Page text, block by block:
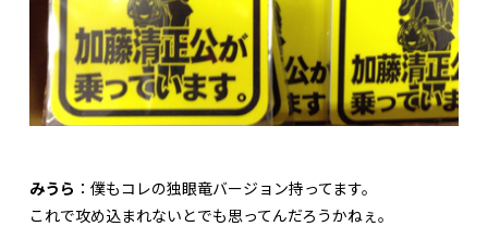
みうら ：僕もコレの独眼竜バージョン持ってます。
これで攻め込まれないとでも思ってんだろうかねぇ。